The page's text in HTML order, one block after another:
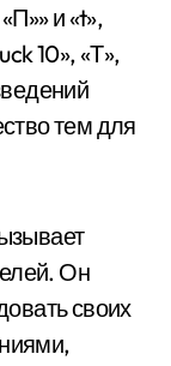
и «t»,
10», «Т»,
тем для
Он
своих